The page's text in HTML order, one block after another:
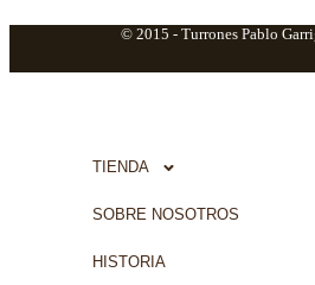
© 2015 - Turrones Pablo
TIENDA
SOBRE NOSOTROS
HISTORIA